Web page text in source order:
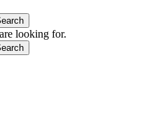
looking for.